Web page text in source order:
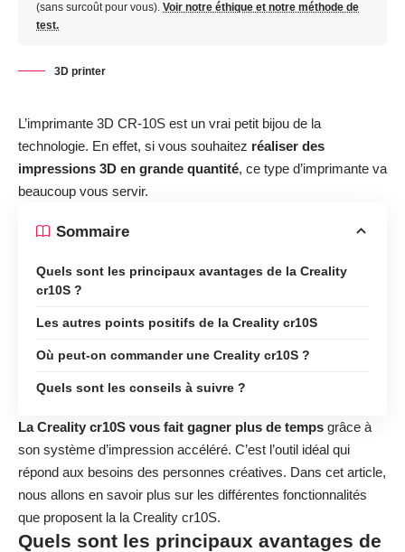
(sans surcoût pour vous). Voir notre éthique et notre méthode de
test.
3D printer
L’imprimante 3D CR-10S est un vrai petit bijou de la
technologie. En effet, si vous souhaitez réaliser des
impressions 3D en grande quantité, ce type d’imprimante va
beaucoup vous servir.
Sommaire
Quels sont les principaux avantages de la Creality
cr10S ?
Les autres points positifs de la Creality cr10S
Où peut-on commander une Creality cr10S ?
Quels sont les conseils à suivre ?
La Creality cr10S vous fait gagner plus de temps grâce à
son système d’impression accéléré. C’est l’outil idéal qui
répond aux besoins des personnes créatives. Dans cet article,
nous allons en savoir plus sur les différentes fonctionnalités
que proposent la la Creality cr10S.
Quels sont les principaux avantages de